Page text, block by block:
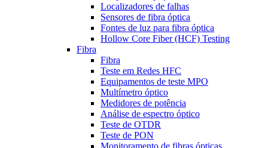
Localizadores de falhas
Sensores de fibra óptica
Fontes de luz para fibra óptica
Hollow Core Fiber (HCF) Testing
Fibra
Fibra
Teste em Redes HFC
Equipamentos de teste MPO
Multímetro óptico
Medidores de potência
Análise de espectro óptico
Teste de OTDR
Teste de PON